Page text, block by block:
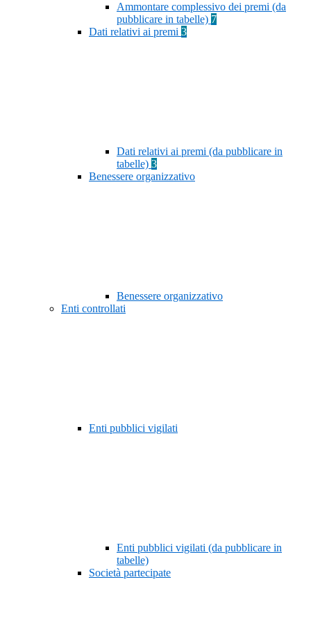
Ammontare complessivo dei premi (da
pubblicare in tabelle) 7
Dati relativi ai premi 3
Dati relativi ai premi (da pubblicare in
tabelle) 3
Benessere organizzativo
Benessere organizzativo
Enti controllati
Enti pubblici vigilati
Enti pubblici vigilati (da pubblicare in
tabelle)
Società partecipate